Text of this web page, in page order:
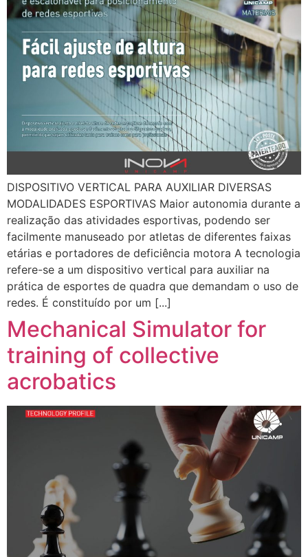
DISPOSITIVO VERTICAL PARA AUXILIAR DIVERSAS
MODALIDADES ESPORTIVAS Maior autonomia durante a
realização das atividades esportivas, podendo ser
facilmente manuseado por atletas de diferentes faixas
etárias e portadores de deficiência motora A tecnologia
refere-se a um dispositivo vertical para auxiliar na
prática de esportes de quadra que demandam o uso de
redes. É constituído por um [...]
Mechanical Simulator for
training of collective
acrobatics